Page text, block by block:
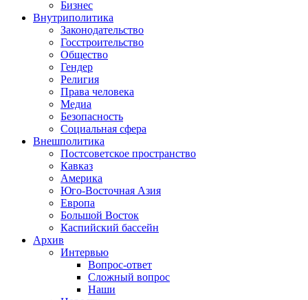
Бизнес
Внутриполитика
Законодательство
Госстроительство
Общество
Гендер
Религия
Права человека
Медиа
Безопасность
Социальная сфера
Внешполитика
Постсоветское пространство
Кавказ
Америка
Юго-Восточная Азия
Европа
Большой Восток
Каспийский бассейн
Архив
Интервью
Вопрос-ответ
Сложный вопрос
Наши